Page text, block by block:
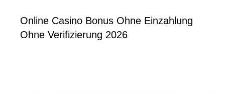
Online Casino Bonus Ohne Einzahlung
Ohne Verifizierung 2026